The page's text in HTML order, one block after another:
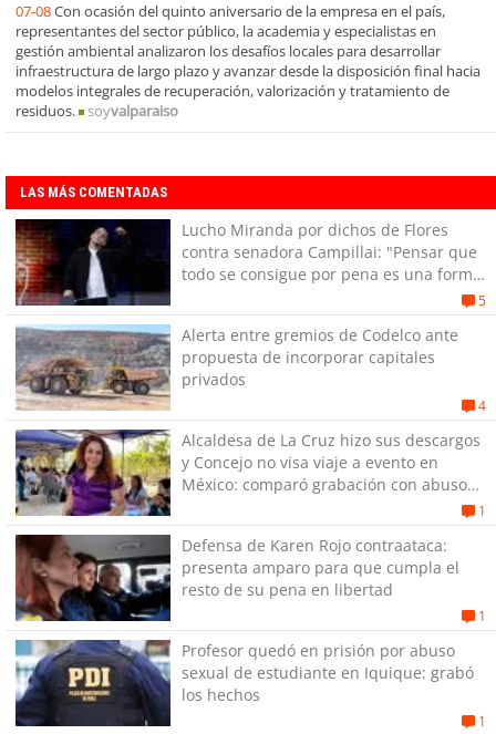
07-08Con ocasión del quinto aniversario de la empresa en el país,
representantes del sector público, la academia y especialistas en
gestión ambiental analizaron los desafíos locales para desarrollar
infraestructura de largo plazo y avanzar desde la disposición final hacia
modelos integrales de recuperación, valorización y tratamiento de
residuos.
soyvalparaiso
LAS MÁS COMENTADAS
Lucho Miranda por dichos de Flores
contra senadora Campillai: "Pensar que
todo se consigue por pena es una forma
5
Alerta entre gremios de Codelco ante
propuesta de incorporar capitales
privados
4
Alcaldesa de La Cruz hizo sus descargos
y Concejo no visa viaje a evento en
México: comparó grabación con abuso
1
Defensa de Karen Rojo contraataca:
presenta amparo para que cumpla el
resto de su pena en libertad
1
Profesor quedó en prisión por abuso
sexual de estudiante en Iquique: grabó
los hechos
1